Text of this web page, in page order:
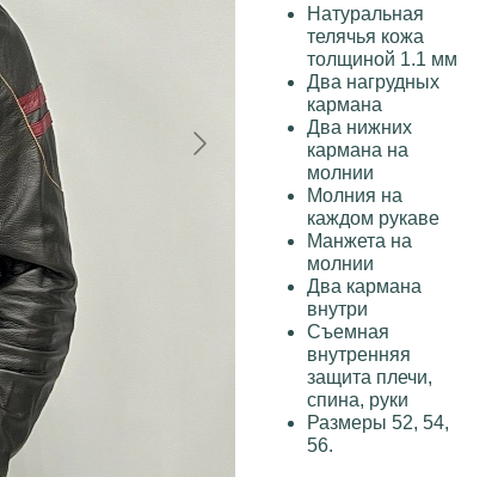
Натуральная
телячья кожа
толщиной 1.1 мм
Два нагрудных
кармана
Два нижних
кармана на
молнии
Молния на
каждом рукаве
Манжета на
молнии
Два кармана
внутри
Съемная
внутренняя
защита плечи,
спина, руки
Размеры 52, 54,
56.